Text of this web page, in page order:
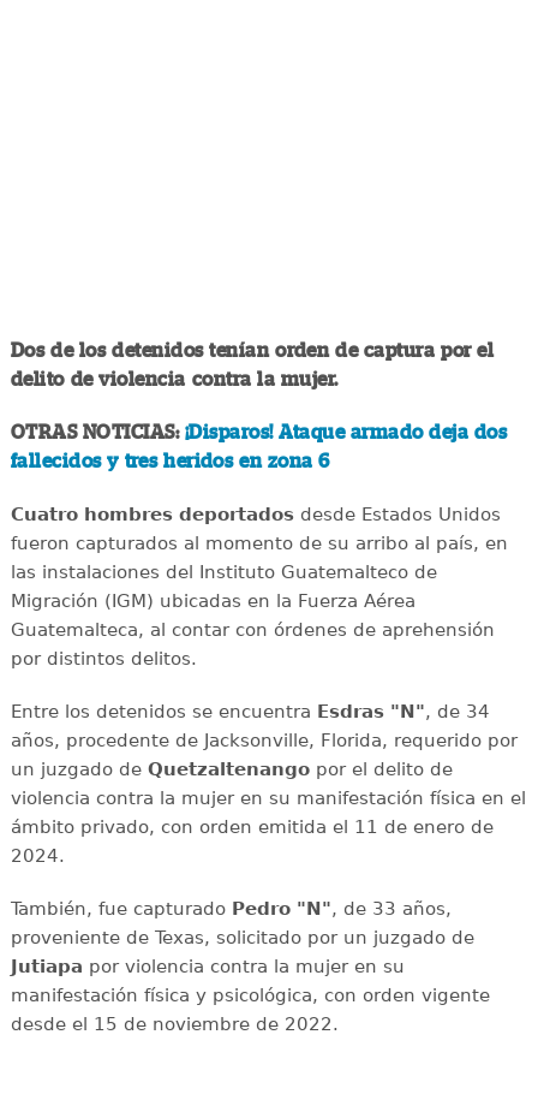
Dos de los detenidos tenían orden de captura por el
delito de violencia contra la mujer.
OTRAS NOTICIAS: ¡Disparos! Ataque armado deja dos
fallecidos y tres heridos en zona 6
Cuatro hombres deportadosdesde Estados Unidos
fueron capturados al momento de su arribo al país, en
las instalaciones del Instituto Guatemalteco de
Migración (IGM) ubicadas en la Fuerza Aérea
Guatemalteca, al contar con órdenes de aprehensión
por distintos delitos.
Entre los detenidos se encuentra Esdras "N", de 34
años, procedente de Jacksonville, Florida, requerido por
un juzgado de Quetzaltenangopor el delito de
violencia contra la mujer en su manifestación física en el
ámbito privado, con orden emitida el 11 de enero de
2024.
También, fue capturado Pedro "N", de 33 años,
proveniente de Texas, solicitado por un juzgado de
Jutiapa por violencia contra la mujer en su
manifestación física y psicológica, con orden vigente
desde el 15 de noviembre de 2022.